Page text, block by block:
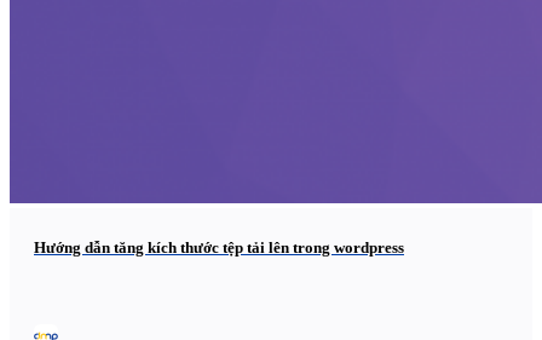
Hướng dẫn tăng kích thước tệp tải lên trong wordpress